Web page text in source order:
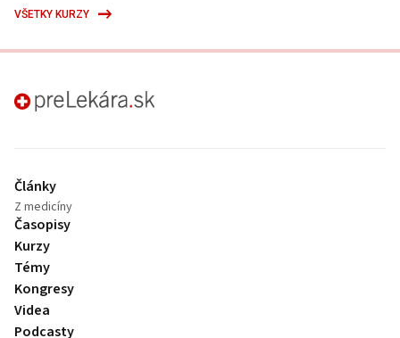
VŠETKY KURZY
preLekára.sk
Články
Z medicíny
Časopisy
Kurzy
Témy
Kongresy
Videa
Podcasty